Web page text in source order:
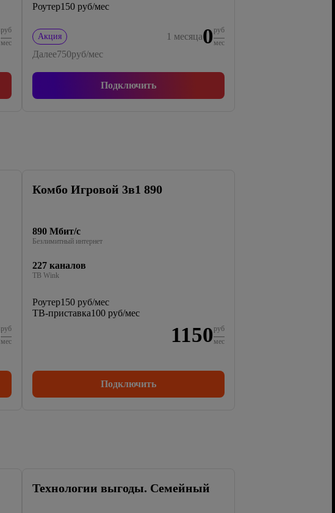
руб
мес
Роутер150 руб/мес
Акция 1 месяца0 руб
мес
Далее750руб/мес
Подключить
руб
мес
Комбо Игровой 3в1 890
890 Мбит/с
Безлимитный интернет
227 каналов
ТВ Wink
Роутер150 руб/мес
ТВ-приставка100 руб/мес
1150 руб
мес
Подключить
Технологии выгоды. Семейный